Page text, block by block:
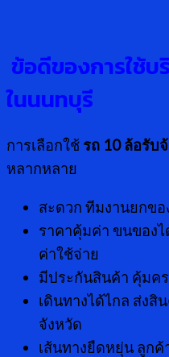
ข้อดีของการใช้
ในนนทบุรี
การเลือกใช้ รถ 10 ล้อรับ
หลากหลาย
สะดวก ทีมงานยกข
ราคาคุ้มค่า ขนของไ
ค่าใช้จ่าย
มีประกันสินค้า คุ้มค
เดินทางได้ไกล ส่งสิ
จังหวัด
เส้นทางยืดหยุ่น ลูก